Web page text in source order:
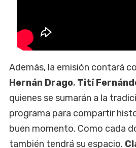
Además, la emisión contará
Hernán Drago, Tití
quienes se sumarán a la
programa para compartir
buen momento. Como cada
también tendrá su espacio.